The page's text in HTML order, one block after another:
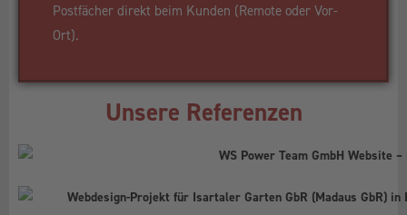
Postfächer direkt beim Kunden (Remote oder Vor-
Ort).
Unsere Referenzen